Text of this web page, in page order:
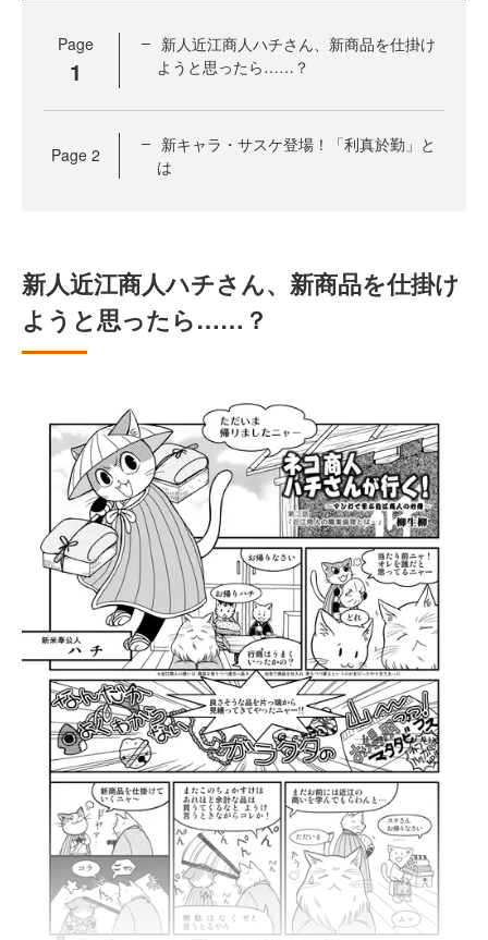
Page
1
新人近江商人ハチさん、新商品を仕掛け
ようと思ったら……？
Page 2
新キャラ・サスケ登場！「利真於勤」と
は
新人近江商人ハチさん、新商品を仕掛け
ようと思ったら……？